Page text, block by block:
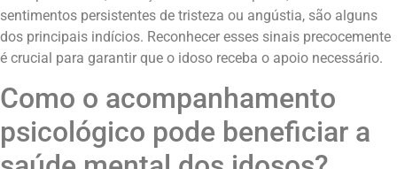
sentimentos persistentes de tristeza ou angústia, são alguns
dos principais indícios. Reconhecer esses sinais precocemente
é crucial para garantir que o idoso receba o apoio necessário.
Como o acompanhamento
psicológico pode beneficiar a